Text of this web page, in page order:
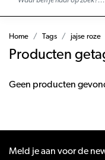
Home Tags jajse roze
Producten
Geen producten
Meld je aan voor de